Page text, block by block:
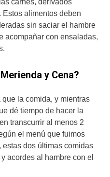
carnes, derivados
alimentos deben
sin saciar el hambre
acompañar con ensaladas,
y Cena?
la comida, y mientras
dé tiempo de hacer la
transcurrir al menos 2
el menú que fuimos
dos últimas comidas
acordes al hambre con el